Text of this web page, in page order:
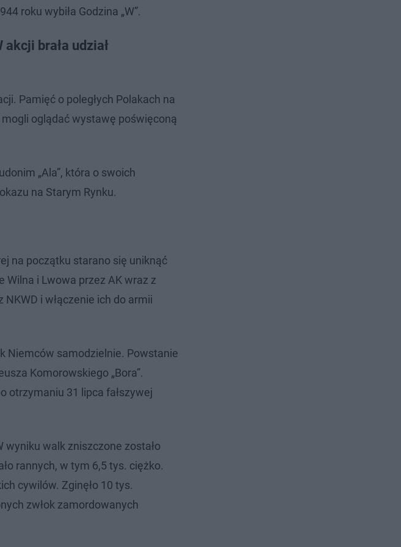
roku wybiła Godzina „W”.
brała udział
Pamięć o poległych Polakach na
oglądać wystawę poświęconą
„Ala”, która o swoich
na Starym Rynku.
na początku starano się uniknąć
i Lwowa przez AK wraz z
i włączenie ich do armii
Niemców samodzielnie. Powstanie
Komorowskiego „Bora”.
otrzymaniu 31 lipca fałszywej
wyniku walk zniszczone zostało
rannych, w tym 6,5 tys. ciężko.
cywilów. Zginęło 10 tys.
zwłok zamordowanych